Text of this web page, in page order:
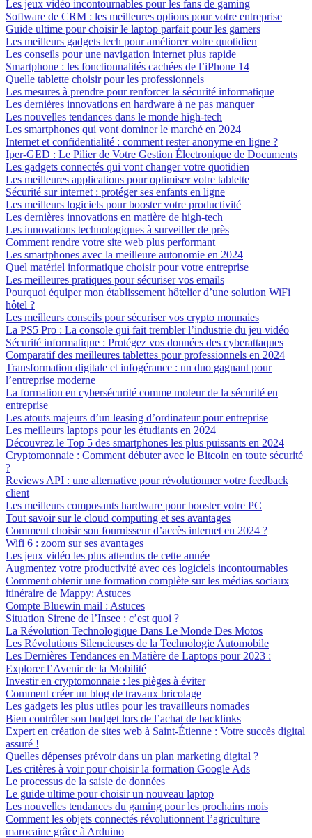
Les jeux vidéo incontournables pour les fans de gaming
Software de CRM : les meilleures options pour votre entreprise
Guide ultime pour choisir le laptop parfait pour les gamers
Les meilleurs gadgets tech pour améliorer votre quotidien
Les conseils pour une navigation internet plus rapide
Smartphone : les fonctionnalités cachées de l’iPhone 14
Quelle tablette choisir pour les professionnels
Les mesures à prendre pour renforcer la sécurité informatique
Les dernières innovations en hardware à ne pas manquer
Les nouvelles tendances dans le monde high-tech
Les smartphones qui vont dominer le marché en 2024
Internet et confidentialité : comment rester anonyme en ligne ?
Iper-GED : Le Pilier de Votre Gestion Électronique de Documents
Les gadgets connectés qui vont changer votre quotidien
Les meilleures applications pour optimiser votre tablette
Sécurité sur internet : protéger ses enfants en ligne
Les meilleurs logiciels pour booster votre productivité
Les dernières innovations en matière de high-tech
Les innovations technologiques à surveiller de près
Comment rendre votre site web plus performant
Les smartphones avec la meilleure autonomie en 2024
Quel matériel informatique choisir pour votre entreprise
Les meilleures pratiques pour sécuriser vos emails
Pourquoi équiper mon établissement hôtelier d’une solution WiFi
hôtel ?
Les meilleurs conseils pour sécuriser vos crypto monnaies
La PS5 Pro : La console qui fait trembler l’industrie du jeu vidéo
Sécurité informatique : Protégez vos données des cyberattaques
Comparatif des meilleures tablettes pour professionnels en 2024
Transformation digitale et infogérance : un duo gagnant pour
l’entreprise moderne
La formation en cybersécurité comme moteur de la sécurité en
entreprise
Les atouts majeurs d’un leasing d’ordinateur pour entreprise
Les meilleurs laptops pour les étudiants en 2024
Découvrez le Top 5 des smartphones les plus puissants en 2024
Cryptomonnaie : Comment débuter avec le Bitcoin en toute sécurité
?
Reviews API : une alternative pour révolutionner votre feedback
client
Les meilleurs composants hardware pour booster votre PC
Tout savoir sur le cloud computing et ses avantages
Comment choisir son fournisseur d’accès internet en 2024 ?
Wifi 6 : zoom sur ses avantages
Les jeux vidéo les plus attendus de cette année
Augmentez votre productivité avec ces logiciels incontournables
Comment obtenir une formation complète sur les médias sociaux
itinéraire de Mappy: Astuces
Compte Bluewin mail : Astuces
Situation Sirene de l’Insee : c’est quoi ?
La Révolution Technologique Dans Le Monde Des Motos
Les Révolutions Silencieuses de la Technologie Automobile
Les Dernières Tendances en Matière de Laptops pour 2023 :
Explorer l’Avenir de la Mobilité
Investir en cryptomonnaie : les pièges à éviter
Comment créer un blog de travaux bricolage
Les gadgets les plus utiles pour les travailleurs nomades
Bien contrôler son budget lors de l’achat de backlinks
Expert en création de sites web à Saint-Étienne : Votre succès digital
assuré !
Quelles dépenses prévoir dans un plan marketing digital ?
Les critères à voir pour choisir la formation Google Ads
Le processus de la saisie de données
Le guide ultime pour choisir un nouveau laptop
Les nouvelles tendances du gaming pour les prochains mois
Comment les objets connectés révolutionnent l’agriculture
marocaine grâce à Arduino